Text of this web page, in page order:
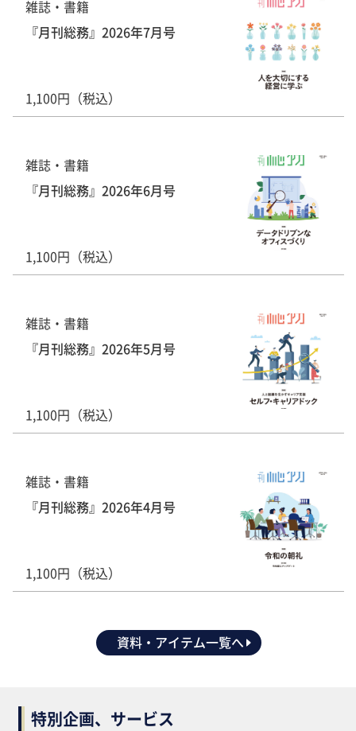
雑誌・書籍
『月刊総務』2026年7月号
1,100円（税込）
雑誌・書籍
『月刊総務』2026年6月号
1,100円（税込）
雑誌・書籍
『月刊総務』2026年5月号
1,100円（税込）
雑誌・書籍
『月刊総務』2026年4月号
1,100円（税込）
資料・アイテム一覧へ
特別企画、サービス